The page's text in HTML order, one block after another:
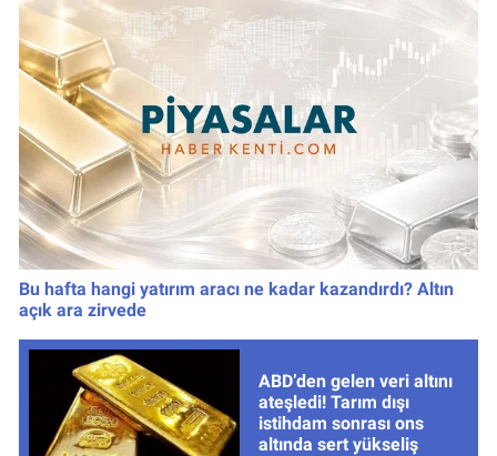
Bu hafta hangi yatırım aracı ne kadar kazandırdı? Altın
açık ara zirvede
ABD’den gelen veri altını
ateşledi! Tarım dışı
istihdam sonrası ons
altında sert yükseliş